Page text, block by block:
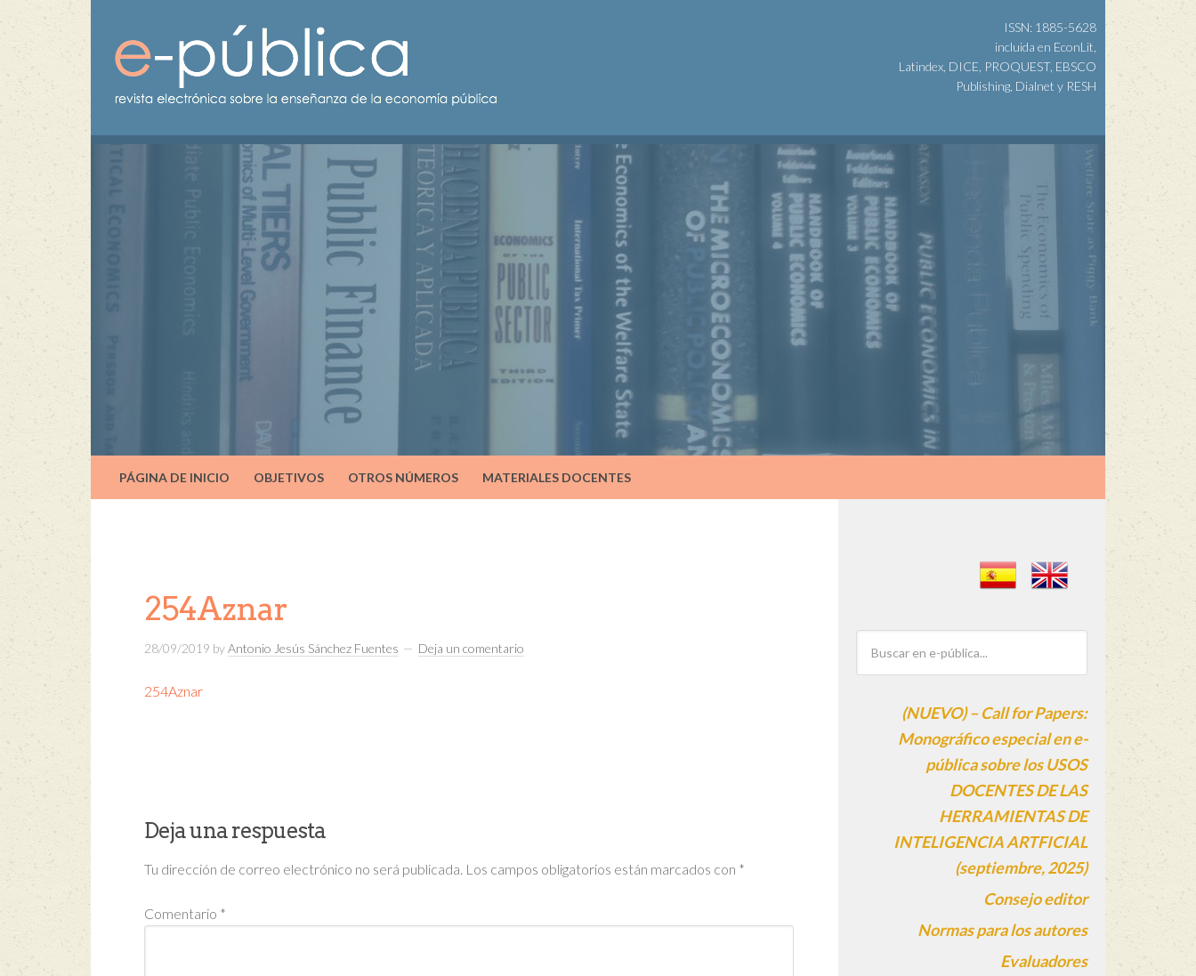
ISSN: 1885-5628
incluida en EconLit,
Latindex, DICE, PROQUEST, EBSCO
Publishing, Dialnet y RESH
PÁGINA DE INICIO OBJETIVOS OTROS NÚMEROS MATERIALES DOCENTES
254Aznar
28/09/2019 byAntonio Jesús Sánchez Fuentes Deja un comentario
254Aznar
Deja una respuesta
Tu dirección de correo electrónico no será publicada. Los campos obligatorios están marcados con *
Comentario *
(NUEVO) – Call for Papers:
Monográfico especial en e-
pública sobre los USOS
DOCENTES DE LAS
HERRAMIENTAS DE
INTELIGENCIA ARTFICIAL
(septiembre, 2025)
Consejo editor
Normas para los autores
Evaluadores